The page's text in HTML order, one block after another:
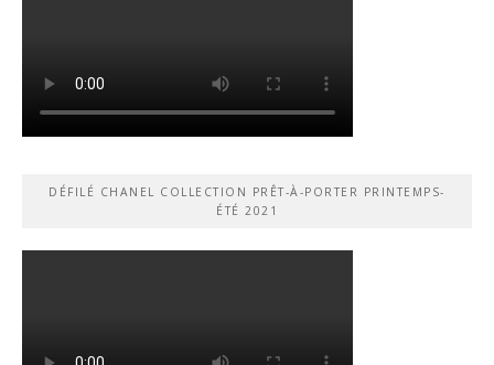
DÉFILÉ CHANEL COLLECTION PRÊT-À-PORTER PRINTEMPS-
ÉTÉ 2021